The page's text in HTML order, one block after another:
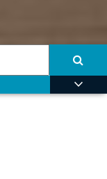
expand_more